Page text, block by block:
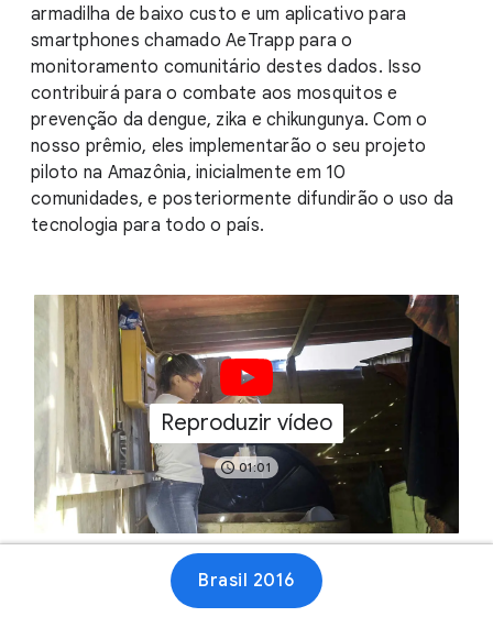
armadilha de baixo custo e um aplicativo para
smartphones chamado AeTrapp para o
monitoramento comunitário destes dados. Isso
contribuirá para o combate aos mosquitos e
prevenção da dengue, zika e chikungunya. Com o
nosso prêmio, eles implementarão o seu projeto
piloto na Amazônia, inicialmente em 10
comunidades, e posteriormente difundirão o uso da
tecnologia para todo o país.
Reproduzir vídeo
01:01
Brasil 2016